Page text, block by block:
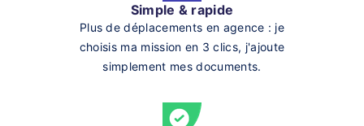
Simple & rapide
Plus de déplacements en agence : je
choisis ma mission en 3 clics, j'ajoute
simplement mes documents.